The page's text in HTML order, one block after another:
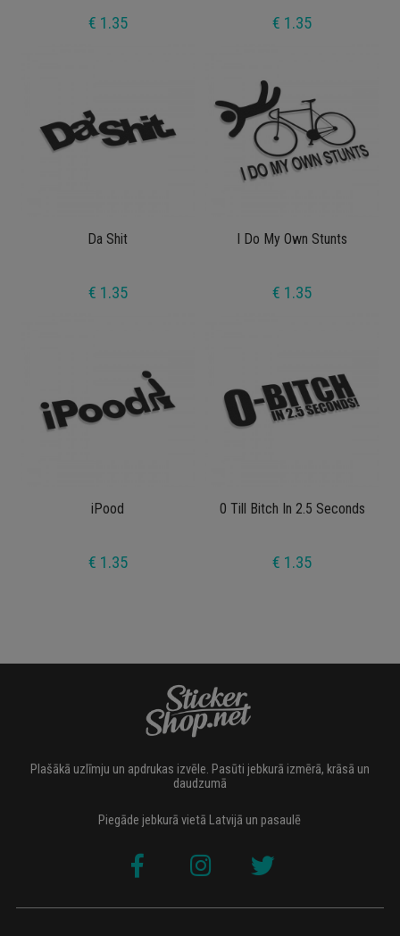
€ 1.35 € 1.35
Da Shit
€ 1.35
I Do My Own Stunts
€ 1.35
iPood
€ 1.35
0 Till Bitch In 2.5 Seconds
€ 1.35
Plašākā uzlīmju un apdrukas izvēle. Pasūti jebkurā izmērā, krāsā un
daudzumā
Piegāde jebkurā vietā Latvijā un pasaulē